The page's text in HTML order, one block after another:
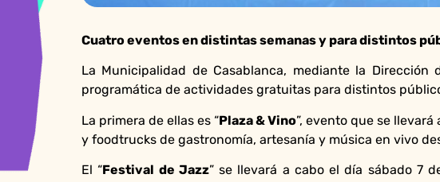
Cuatro eventos en distintas semanas y para distintos
La Municipalidad de Casablanca, mediante la
programática de actividades gratuitas para distintos
La primera de ellas es “Plaza & Vino”, evento que se
y foodtrucks de gastronomía, artesanía y música en vivo
El “Festival de Jazz” se llevará a cabo el día sábado 7